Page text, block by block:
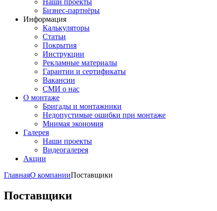
Наши проекты
Бизнес-партнёры
Информация
Калькуляторы
Статьи
Покрытия
Инструкции
Рекламные материалы
Гарантии и сертификаты
Вакансии
СМИ о нас
О монтаже
Бригады и монтажники
Недопустимые ошибки при монтаже
Мнимая экономия
Галерея
Наши проекты
Видеогалерея
Акции
ГлавнаяО компанииПоставщики
Поставщики